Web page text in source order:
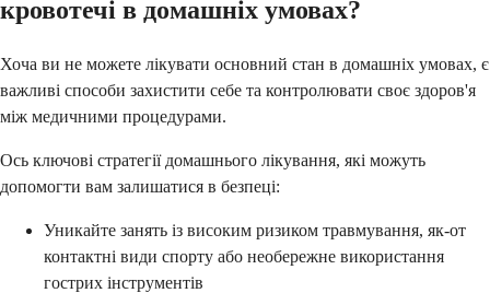
кровотечі в домашніх умовах?
Хоча ви не можете лікувати основний стан в домашніх умовах, є
важливі способи захистити себе та контролювати своє здоров'я
між медичними процедурами.
Ось ключові стратегії домашнього лікування, які можуть
допомогти вам залишатися в безпеці:
Уникайте занять із високим ризиком травмування, як-от
контактні види спорту або необережне використання
гострих інструментів